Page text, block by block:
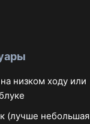
низком ходу или
(лучше небольшая